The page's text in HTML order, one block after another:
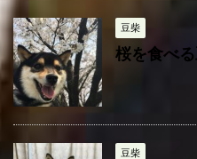
豆柴
桜を食べ
豆柴